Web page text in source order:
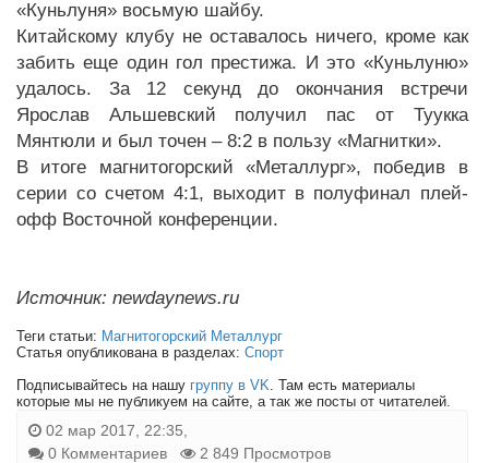
«Куньлуня» восьмую шайбу.
Китайскому клубу не оставалось ничего, кроме как
забить еще один гол престижа. И это «Куньлуню»
удалось. За 12 секунд до окончания встречи
Ярослав Альшевский получил пас от Туукка
Мянтюли и был точен – 8:2 в пользу «Магнитки».
В итоге магнитогорский «Металлург», победив в
серии со счетом 4:1, выходит в полуфинал плей-
офф Восточной конференции.
Источник: newdaynews.ru
Теги статьи: Магнитогорский Металлург
Статья опубликована в разделах: Спорт
Подписывайтесь на нашу группу в VK. Там есть материалы
которые мы не публикуем на сайте, а так же посты от читателей.
02 мар 2017, 22:35,
0 Комментариев
2 849 Просмотров